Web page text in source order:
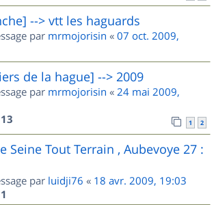
--> vtt les haguards
par mrmojorisin « 07 oct. 2009,
de la hague] --> 2009
par mrmojorisin « 24 mai 2009,
13 1 2
Seine Tout Terrain , Aubevoye 27 :
par luidji76 « 18 avr. 2009, 19:03
1